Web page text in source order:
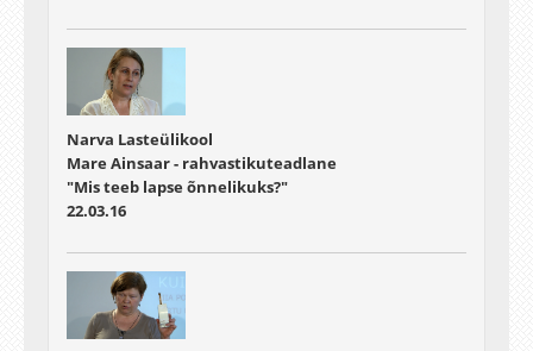
Narva Lasteülikool
Mare Ainsaar - rahvastikuteadlane
"Mis teeb lapse õnnelikuks?"
22.03.16